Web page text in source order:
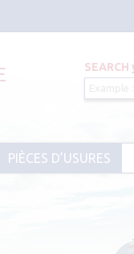
SEARCH
principal
PIÈCES D’USURES
PIÈCES D’USURES TYPE
PIÈCES D’USURES TYPE IH